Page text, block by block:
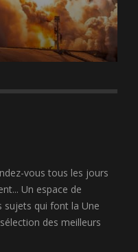
vous tous les jours
Un espace de
sujets qui font la Une
des meilleurs